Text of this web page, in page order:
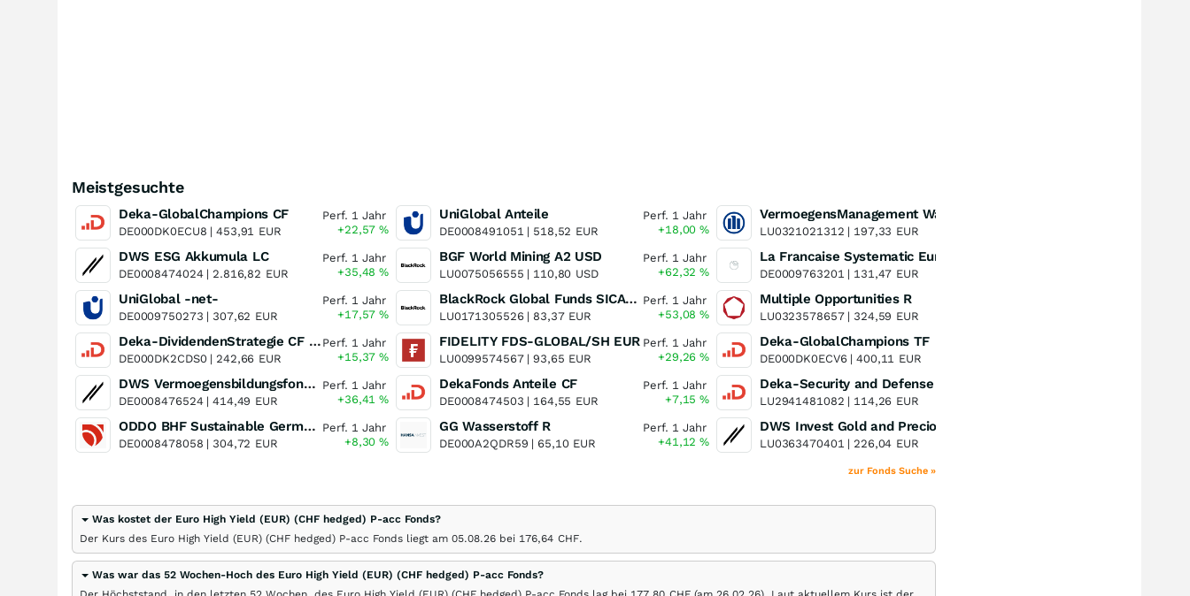
Meistgesuchte
Deka-GlobalChampions CF
DE000DK0ECU8 |453,91 EUR
Perf. 1 Jahr
+22,57%
DWS ESG Akkumula LC
DE0008474024 | 2.816,82 EUR
Perf. 1 Jahr
+35,48%
UniGlobal -net-
DE0009750273 | 307,62 EUR
Perf. 1 Jahr
+17,57%
Deka-DividendenStrategie CF (A)
DE000DK2CDS0 | 242,66 EUR
Perf. 1 Jahr
+15,37%
DWS Vermoegensbildungsfonds I LD
DE0008476524 |414,49 EUR
Perf. 1 Jahr
+36,41%
ODDO BHF Sustainable German Equities DR-EUR
DE0008478058 | 304,72 EUR
Perf. 1 Jahr
+8,30%
UniGlobal Anteile
DE0008491051 | 518,52 EUR
Perf. 1 Jahr
+18,00%
BGF World Mining A2 USD
LU0075056555 | 110,80 USD
Perf. 1 Jahr
+62,32%
BlackRock Global Funds SICAV - World Gold Fund A2
LU0171305526 | 83,37 EUR
Perf. 1 Jahr
+53,08%
FIDELITY FDS-GLOBAL/SH EUR
LU0099574567 |93,65 EUR
Perf. 1 Jahr
+29,26%
DekaFonds Anteile CF
DE0008474503 | 164,55 EUR
Perf. 1 Jahr
+7,15%
GG Wasserstoff R
DE000A2QDR59 | 65,10 EUR
Perf. 1 Jahr
+41,12%
LU0321021312 | 197,33 EUR
DE0009763201 | 131,47 EUR
Multiple Opportunities R
LU0323578657 | 324,59 EUR
Deka-GlobalChampions TF
DE000DK0ECV6 |400,11 EUR
LU2941481082 | 114,26 EUR
LU0363470401 | 226,04 EUR
zur Fonds Suche »
Was kostet der Euro High Yield (EUR) (CHF hedged) P-acc Fonds?
Der Kurs des Euro High Yield (EUR) (CHF hedged) P-acc Fonds liegt am 05.08.26 bei 176,64 CHF.
Was war das 52 Wochen-Hoch des Euro High Yield (EUR) (CHF hedged) P-acc Fonds?